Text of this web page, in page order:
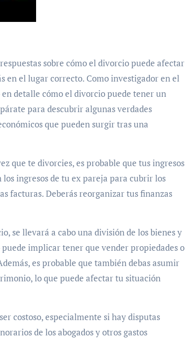
sobre cómo el divorcio puede afectar
en el lugar correcto. Como investigador en el
detalle cómo el divorcio puede tener un
para descubrir algunas verdades
que pueden surgir tras una
que te divorcies, es probable que tus ingresos
ingresos de tu ex pareja para cubrir los
facturas. Deberás reorganizar tus finanzas
se llevará a cabo una división de los bienes y
implicar tener que vender propiedades o
es probable que también debas asumir
lo que puede afectar tu situación
costoso, especialmente si hay disputas
de los abogados y otros gastos